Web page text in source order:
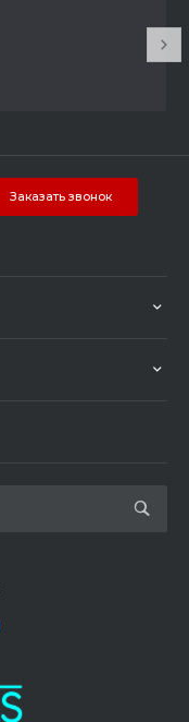
Заказать звонок